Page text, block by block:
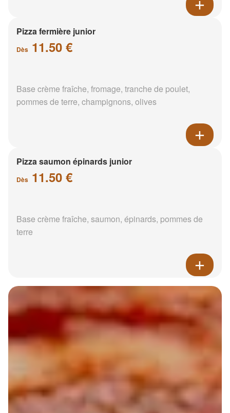
Pizza fermière junior
Dès 11.50 €
Base crème fraîche, fromage, tranche de poulet,
pommes de terre, champignons, olives
Pizza saumon épinards junior
Dès 11.50 €
Base crème fraîche, saumon, épinards, pommes de
terre